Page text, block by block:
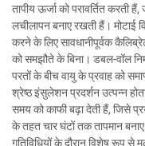
तापीय ऊर्जा को परावर्तित करती
लचीलापन बनाए रखती हैं। मोटाई
करने के लिए सावधानीपूर्वक कैलिब्रेट
को समझौते के बिना। डबल-वॉल
परतों के बीच वायु के प्रवाह को
श्रेष्ठ इंसुलेशन प्रदर्शन उत्पन्न
समय को काफी बढ़ा देती हैं, जिसे
के तहत चार घंटों तक तापमान बनाए
गतिविधियों के दौरान विशेष रूप से